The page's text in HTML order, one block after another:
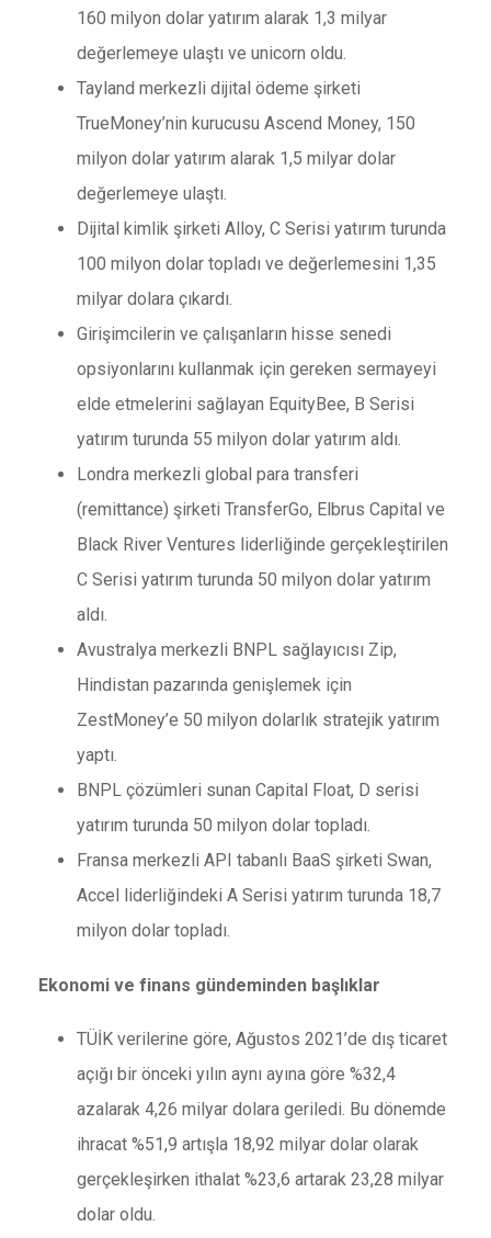
160 milyon dolar yatırım alarak 1,3 milyar
değerlemeye ulaştı ve unicorn oldu.
Tayland merkezli dijital ödeme şirketi
TrueMoney’nin kurucusu Ascend Money, 150
milyon dolar yatırım alarak 1,5 milyar dolar
değerlemeye ulaştı.
Dijital kimlik şirketi Alloy, C Serisi yatırım turunda
100 milyon dolar topladı ve değerlemesini 1,35
milyar dolara çıkardı.
Girişimcilerin ve çalışanların hisse senedi
opsiyonlarını kullanmak için gereken sermayeyi
elde etmelerini sağlayan EquityBee, B Serisi
yatırım turunda 55 milyon dolar yatırım aldı.
Londra merkezli global para transferi
(remittance) şirketi TransferGo, Elbrus Capital ve
Black River Ventures liderliğinde gerçekleştirilen
C Serisi yatırım turunda 50 milyon dolar yatırım
aldı.
Avustralya merkezli BNPL sağlayıcısı Zip,
Hindistan pazarında genişlemek için
ZestMoney’e 50 milyon dolarlık stratejik yatırım
yaptı.
BNPL çözümleri sunan Capital Float, D serisi
yatırım turunda 50 milyon dolar topladı.
Fransa merkezli API tabanlı BaaS şirketi Swan,
Accel liderliğindeki A Serisi yatırım turunda 18,7
milyon dolar topladı.
Ekonomi ve finans gündeminden başlıklar
TÜİK verilerine göre, Ağustos 2021’de dış ticaret
açığı bir önceki yılın aynı ayına göre %32,4
azalarak 4,26 milyar dolara geriledi. Bu dönemde
ihracat %51,9 artışla 18,92 milyar dolar olarak
gerçekleşirken ithalat %23,6 artarak 23,28 milyar
dolar oldu.